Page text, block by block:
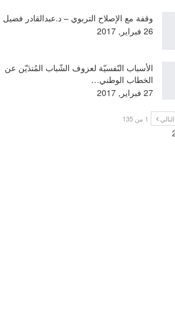
وقفة مع الإصلاح التربوي – د.عبدالقادر فضيل
26 فبراير, 2017
الأسباب النّفسيّة لعزوف الشّباب المُتدَيّن عن
الخطاب الوطني…
27 فبراير, 2017
التالي 1 من 135